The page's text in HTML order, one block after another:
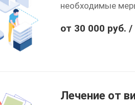
необходимые
от 30 000 руб.
Лечение от